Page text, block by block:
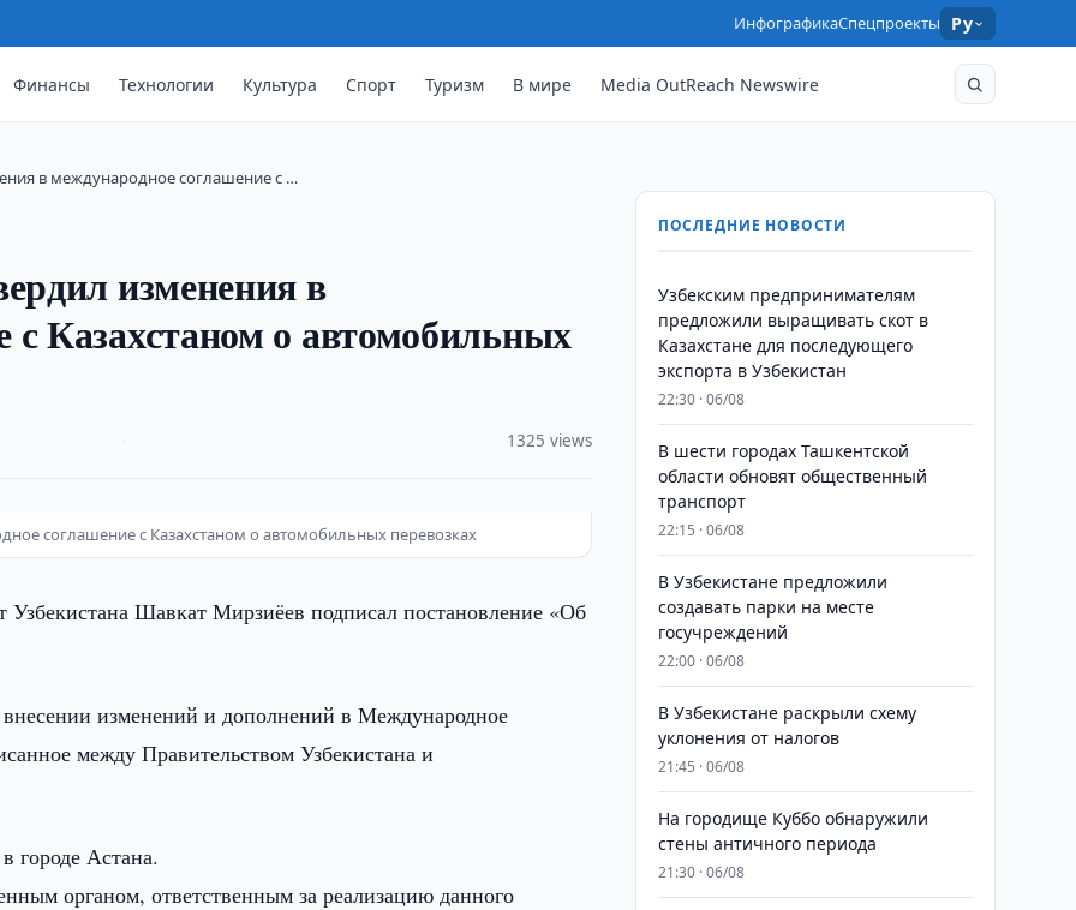
ИнфографикаСпецпроекты Ру
Финансы Технологии Культура Спорт Туризм В мире Media OutReach Newswire
в международное соглашение с …
изменения в
с Казахстаном о автомобильных
1325 views
соглашение с Казахстаном о автомобильных перевозках
Узбекистана Шавкат Мирзиёев подписал постановление «Об
изменений и дополнений в Международное
между Правительством Узбекистана и
городе Астана.
органом, ответственным за реализацию данного
ПОСЛЕДНИЕ НОВОСТИ
Узбекским предпринимателям
предложили выращивать скот в
Казахстане для последующего
экспорта в Узбекистан
22:30 · 06/08
В шести городах Ташкентской
области обновят общественный
транспорт
22:15 · 06/08
В Узбекистане предложили
создавать парки на месте
госучреждений
22:00 · 06/08
В Узбекистане раскрыли схему
уклонения от налогов
21:45 · 06/08
На городище Куббо обнаружили
стены античного периода
21:30 · 06/08